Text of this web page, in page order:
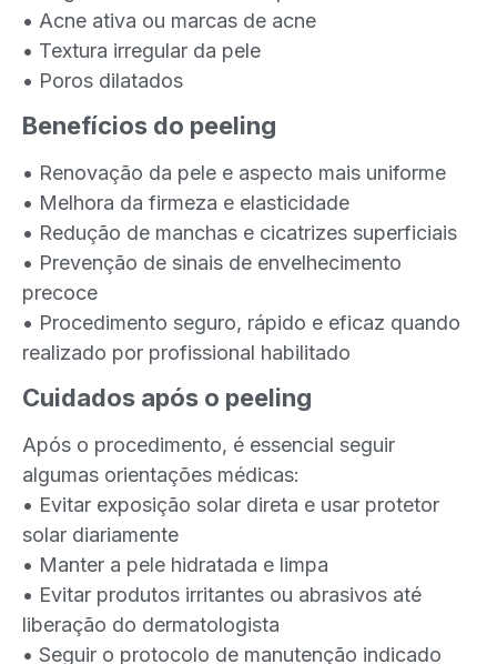
• Acne ativa ou marcas de acne
• Textura irregular da pele
• Poros dilatados
Benefícios do peeling
• Renovação da pele e aspecto mais uniforme
• Melhora da firmeza e elasticidade
• Redução de manchas e cicatrizes superficiais
• Prevenção de sinais de envelhecimento
precoce
• Procedimento seguro, rápido e eficaz quando
realizado por profissional habilitado
Cuidados após o peeling
Após o procedimento, é essencial seguir
algumas orientações médicas:
• Evitar exposição solar direta e usar protetor
solar diariamente
• Manter a pele hidratada e limpa
• Evitar produtos irritantes ou abrasivos até
liberação do dermatologista
• Seguir o protocolo de manutenção indicado